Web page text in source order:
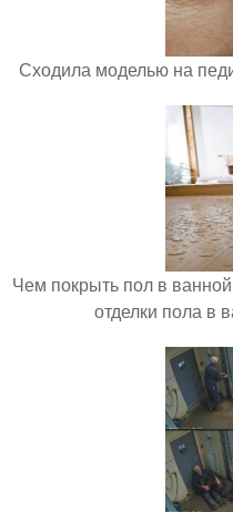
Сходила моделью на
Чем покрыть пол в
отделки пола в